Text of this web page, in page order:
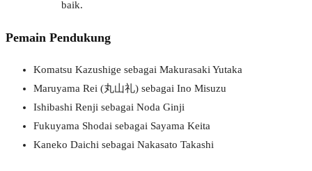
baik.
Pemain Pendukung
Komatsu Kazushige sebagai Makurasaki Yutaka
Maruyama Rei (丸山礼) sebagai Ino Misuzu
Ishibashi Renji sebagai Noda Ginji
Fukuyama Shodai sebagai Sayama Keita
Kaneko Daichi sebagai Nakasato Takashi